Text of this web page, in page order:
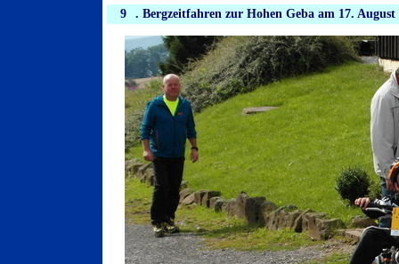
9 . Bergzeitfahren zur Hohen Geba am 17. August